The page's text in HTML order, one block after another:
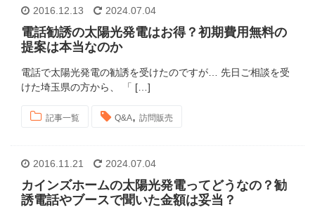
2016.12.13 2024.07.04
電話勧誘の太陽光発電はお得？初期費用無料の
提案は本当なのか
電話で太陽光発電の勧誘を受けたのですが… 先日ご相談を受
けた埼玉県の方から、 「 […]
記事一覧 Q&A, 訪問販売
2016.11.21 2024.07.04
カインズホームの太陽光発電ってどうなの？勧
誘電話やブースで聞いた金額は妥当？